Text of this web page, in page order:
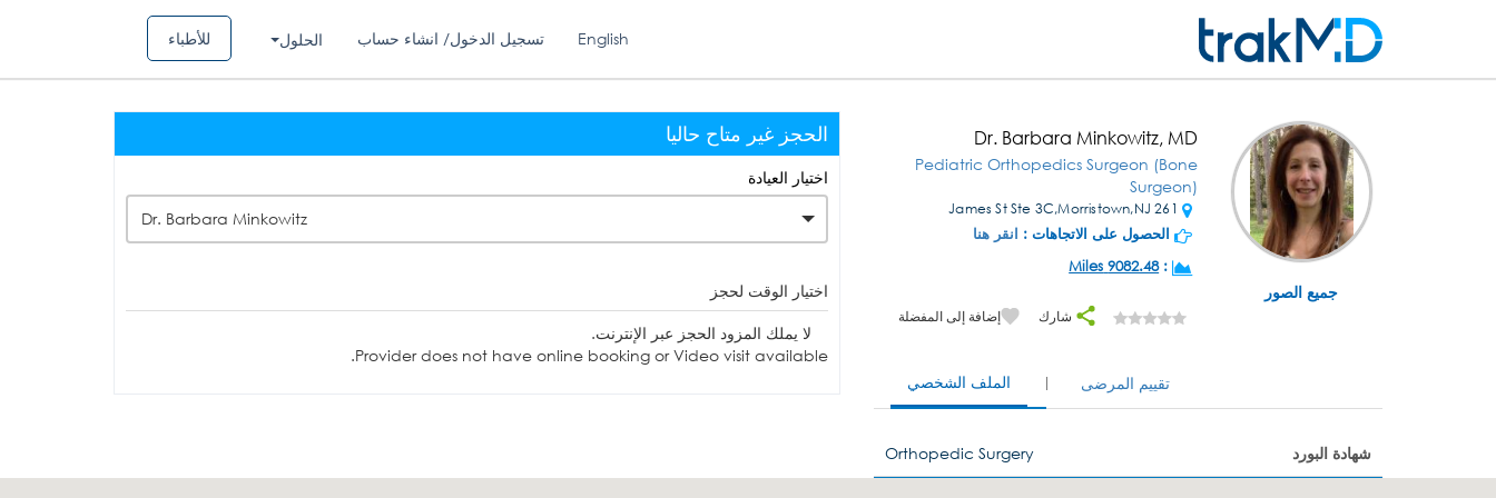
للأطباء الحلول تسجيل الدخول/ انشاء حساب English
جميع الصور
Dr. Barbara Minkowitz, MD
Pediatric Orthopedics Surgeon (Bone
Surgeon)
الحصول على الاتجاهات : انقر هنا
:
9082.48 Miles
شارك إضافة إلى المفضلة
الملف الشخصي تقييم المرضى
شهادة البورد Orthopedic Surgery
الحجز غير متاح حاليا
اختيار العيادة
Dr. Barbara Minkowitz
اختيار الوقت لحجز
لا يملك المزود الحجز عبر الإنترنت.
Provider does not have online booking or Video visit available.